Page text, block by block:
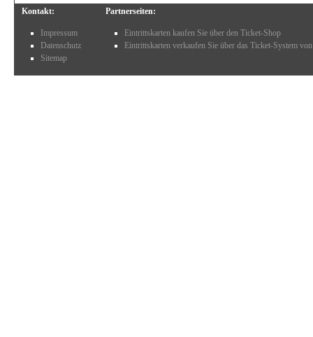
Kontakt:
Impressum
Datenschutz
Sitemap
Partnerseiten:
Eintrittskarten kaufen Sie über den Ticket-Shop
Eintrittskarten verkaufen Sie über das Ticket-System